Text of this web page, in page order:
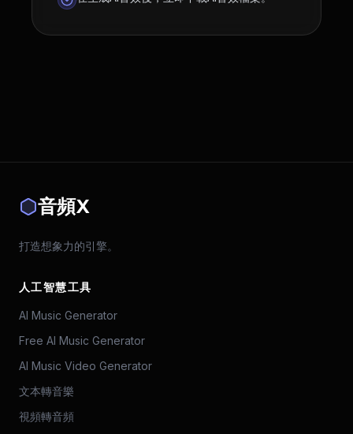
音頻X
打造想象力的引擎。
人工智慧工具
AI Music Generator
Free AI Music Generator
AI Music Video Generator
文本轉音樂
視頻轉音頻